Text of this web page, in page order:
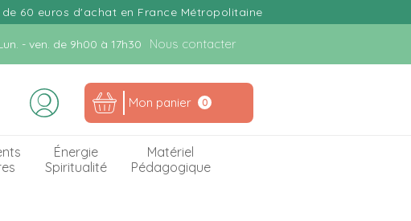
60 euros d'achat en France Métropolitaine
- ven. de 9h00 à 17h30 Nous contacter
Mon panier 0
Énergie
Spiritualité
Matériel
Pédagogique